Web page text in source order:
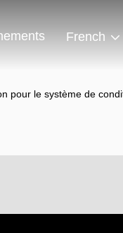
French
pour le système de